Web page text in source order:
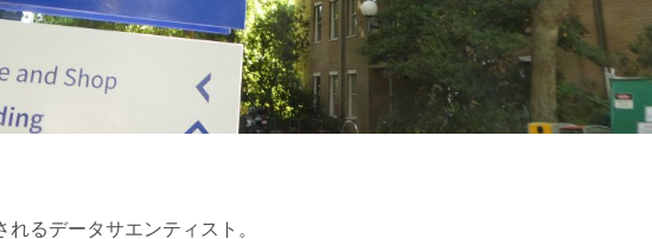
るデータサエンティスト。